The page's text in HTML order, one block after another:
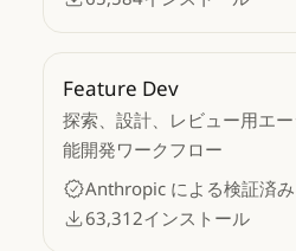
Feature Dev
探索、設計、レビュー用エ
能開発ワークフロー
Anthropic による検証済み
63,312インストール